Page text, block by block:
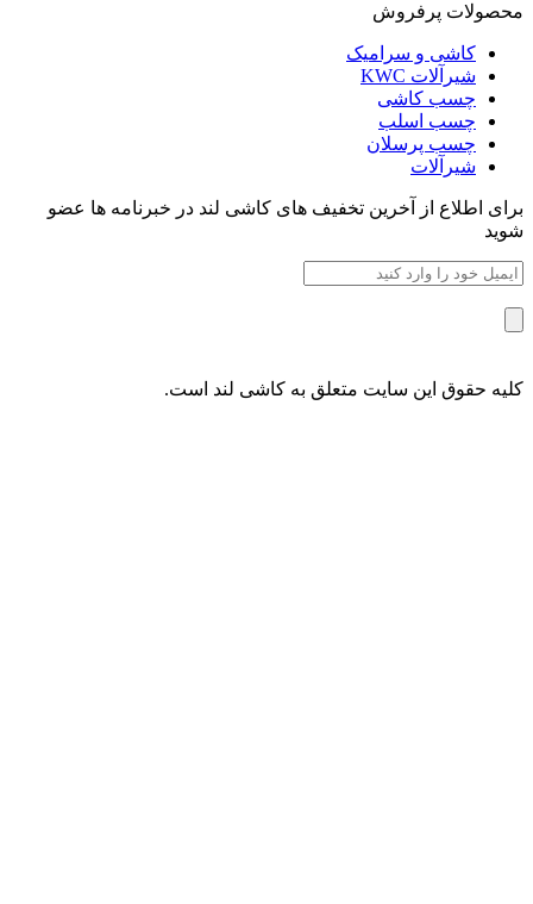
محصولات پرفروش
کاشی و سرامیک
شیرآلات KWC
چسب کاشی
چسب اسلب
چسب پرسلان
شیرآلات
برای اطلاع از آخرین تخفیف های کاشی لند در خبرنامه ها عضو
شوید
کلیه حقوق این سایت متعلق به کاشی لند است.